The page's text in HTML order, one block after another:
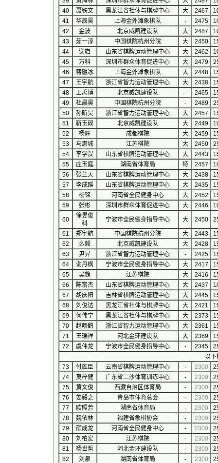
40
聂铁文 黑龙江省社体与棋牌中心 大 2467
41
华辰昊 上海金外滩象棋队 - 2475
42
金波 北京威凯建设队 大 2487
43
茹一淳 中国棋院杭州分院 大 2450
44
谢岿 山东省棋牌运动管理中心 大 2462
45
万科 深圳市群众体育促进中心 大 2479
46
蒋融冰 上海金外滩象棋队 大 2448
47
王宇航 浙江省智力运动管理中心 大 2438
48
王禹博 北京威凯建设队 - 2465
49
杜晨昊 中国棋院杭州分院 - 2489
50
孙昕昊 浙江省智力运动管理中心 大 2457
51
靳玉砚 北京威凯建设队 大 2449
52
杨辉 成都棋院 大 2459
53
马惠城 江苏棋院 大 2450
54
李学淏 山东省棋牌运动管理中心 大 2443
55
庄玉庭 湖南省体育局 特 2457
56
张兰天 山东省棋牌运动管理中心 大 2438
57
李成蹊 山东省棋牌运动管理中心 大 2435
58
杨铭 河南省全民健身中心 大 2452
59
张彬 深圳市群众体育促进中心 大 2446
60
徐昱俊
科
宁波市全民健身指导中心 大 2450
61 郑宇航 中国棋院杭州分院 大 2443
62
么毅 北京威凯建设队 大 2428
63
尹昇 浙江省智力运动管理中心 - 2425
64
谢丹枫 宁波市全民健身指导中心 大 2417
65
吴魏 江苏棋院 大 2416
66
陈富杰 山东省棋牌运动管理中心 大 2437
67
胡庆阳 吉林省棋牌运动管理中心 大 2445
68
刘俊达 黑龙江省社体与棋牌中心 大 2421
69
何伟宁 黑龙江省社体与棋牌中心 大 2373
70
赵旸鹤 浙江省智力运动管理中心 大 2361
71
王瑞祥 河北金环建设队 大 2369
72
虞伟龙 宁波市全民健身指导中心 - 2345
以
73
付旌臣 云南省棋牌运动管理中心 - 2300
74
莫梓健 广东省二沙体育训练中心 - 2300
75
黄文俊 西藏自治区体育局 - 2300
76
姜毅之 青岛市体育总会 - 2300
77
欧照芳 湖南省体育局 - 2300
78
魏依林 福建省象棋协会 - 2300
79
颜成龙 河南省全民健身中心 - 2300
80
刘柏宏 江苏棋院 - 2300
81
杨世哲 河北金环建设队 - 2300
82
刘泉 湖南省体育局 - 2300